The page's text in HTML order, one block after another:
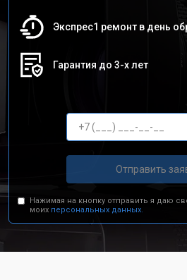
Экспрес1 ремонт в день
Гарантия до 3-х лет
Отправить
Нажимая на кнопку отправить я даю
моих персональных данных.